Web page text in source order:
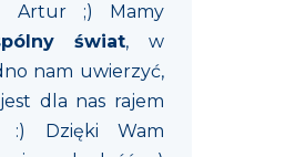
Artur ;) Mamy
świat, w
nam uwierzyć,
dla nas rajem
:) Dzięki Wam